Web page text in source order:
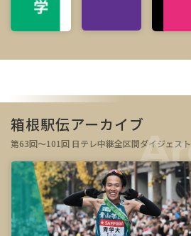
箱根駅伝アーカイブ
第63回～101回 日テレ中継全区間ダイジェスト